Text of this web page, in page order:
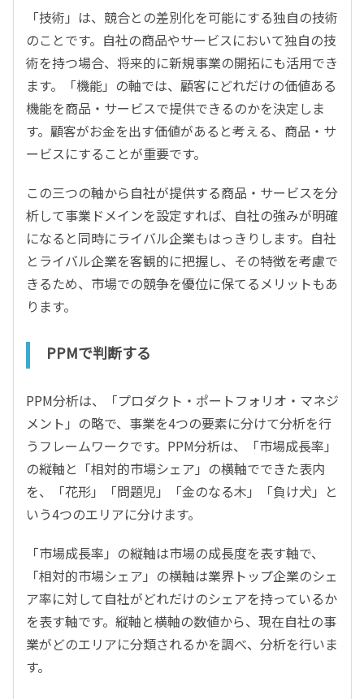
「技術」は、競合との差別化を可能にする独自の技術
のことです。自社の商品やサービスにおいて独自の技
術を持つ場合、将来的に新規事業の開拓にも活用でき
ます。「機能」の軸では、顧客にどれだけの価値ある
機能を商品・サービスで提供できるのかを決定しま
す。顧客がお金を出す価値があると考える、商品・サ
ービスにすることが重要です。
この三つの軸から自社が提供する商品・サービスを分
析して事業ドメインを設定すれば、自社の強みが明確
になると同時にライバル企業もはっきりします。自社
とライバル企業を客観的に把握し、その特徴を考慮で
きるため、市場での競争を優位に保てるメリットもあ
ります。
PPMで判断する
PPM分析は、「プロダクト・ポートフォリオ・マネジ
メント」の略で、事業を4つの要素に分けて分析を行
うフレームワークです。PPM分析は、「市場成長率」
の縦軸と「相対的市場シェア」の横軸でできた表内
を、「花形」「問題児」「金のなる木」「負け犬」と
いう4つのエリアに分けます。
「市場成長率」の縦軸は市場の成長度を表す軸で、
「相対的市場シェア」の横軸は業界トップ企業のシェ
ア率に対して自社がどれだけのシェアを持っているか
を表す軸です。縦軸と横軸の数値から、現在自社の事
業がどのエリアに分類されるかを調べ、分析を行いま
す。